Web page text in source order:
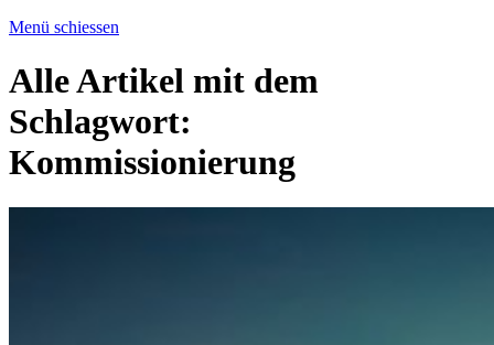
Menü schiessen
Alle Artikel mit dem
Schlagwort:
Kommissionierung